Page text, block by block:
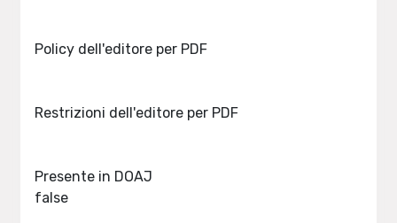
Policy dell'editore per PDF
Restrizioni dell'editore per PDF
Presente in DOAJ